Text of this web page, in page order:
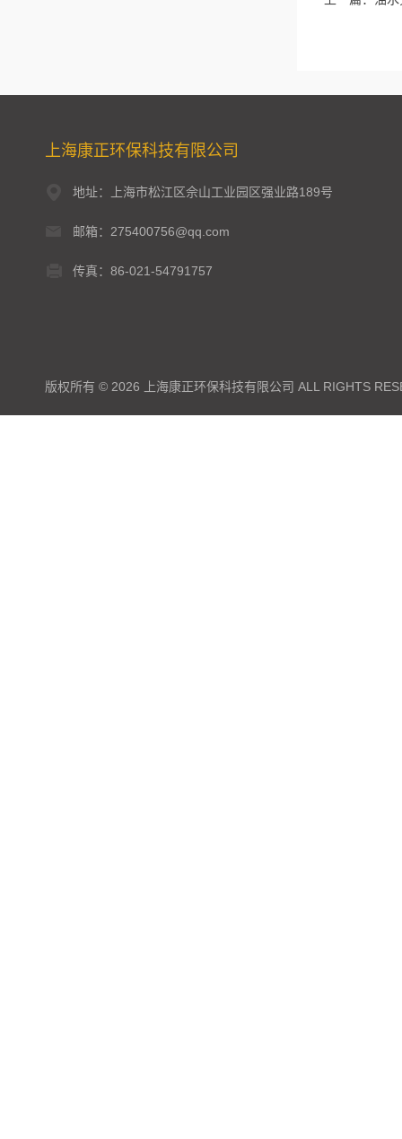
上海康正环保科技有限公司
地址：上海市松江区佘山工业园区强业路189号
邮箱：275400756@qq.com
传真：86-021-54791757
版权所有 © 2026 上海康正环保科技有限公司 ALL RIGHTS